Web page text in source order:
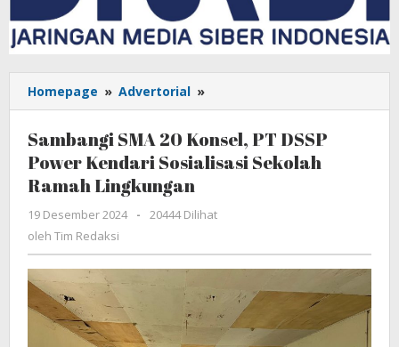
Homepage » Advertorial »
SMA
Konsel,
PT
Kendari
Sekolah
Lingkungan
Sambangi SMA 20 Konsel, PT DSSP
Power Kendari Sosialisasi Sekolah
Ramah Lingkungan
19 Desember 2024
oleh
-
20444 Dilihat
oleh Tim Redaksi